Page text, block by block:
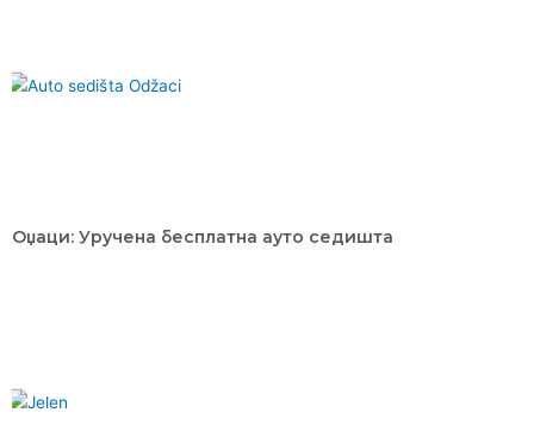
Оџаци: Уручена бесплатна ауто седишта